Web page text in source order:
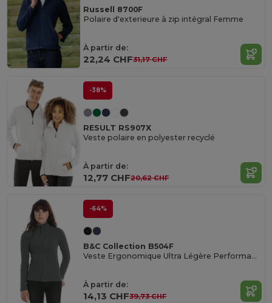
Russell 8700F
Polaire d'exterieure à zip intégral Femme
À partir de:
22,24 CHF31,17 CHF
-38%
RESULT RS907X
Veste polaire en polyester recyclé
À partir de:
12,77 CHF20,62 CHF
-64%
B&C Collection B504F
Veste Ergonomique Ultra Légère Performance
À partir de:
14,13 CHF39,73 CHF